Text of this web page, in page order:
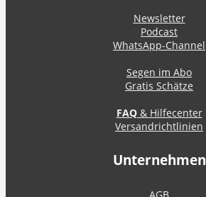
Newsletter
Podcast
WhatsApp-Channel
Segen im Abo
Gratis Schätze
FAQ& Hilfecenter
Versandrichtlinien
Unternehmen